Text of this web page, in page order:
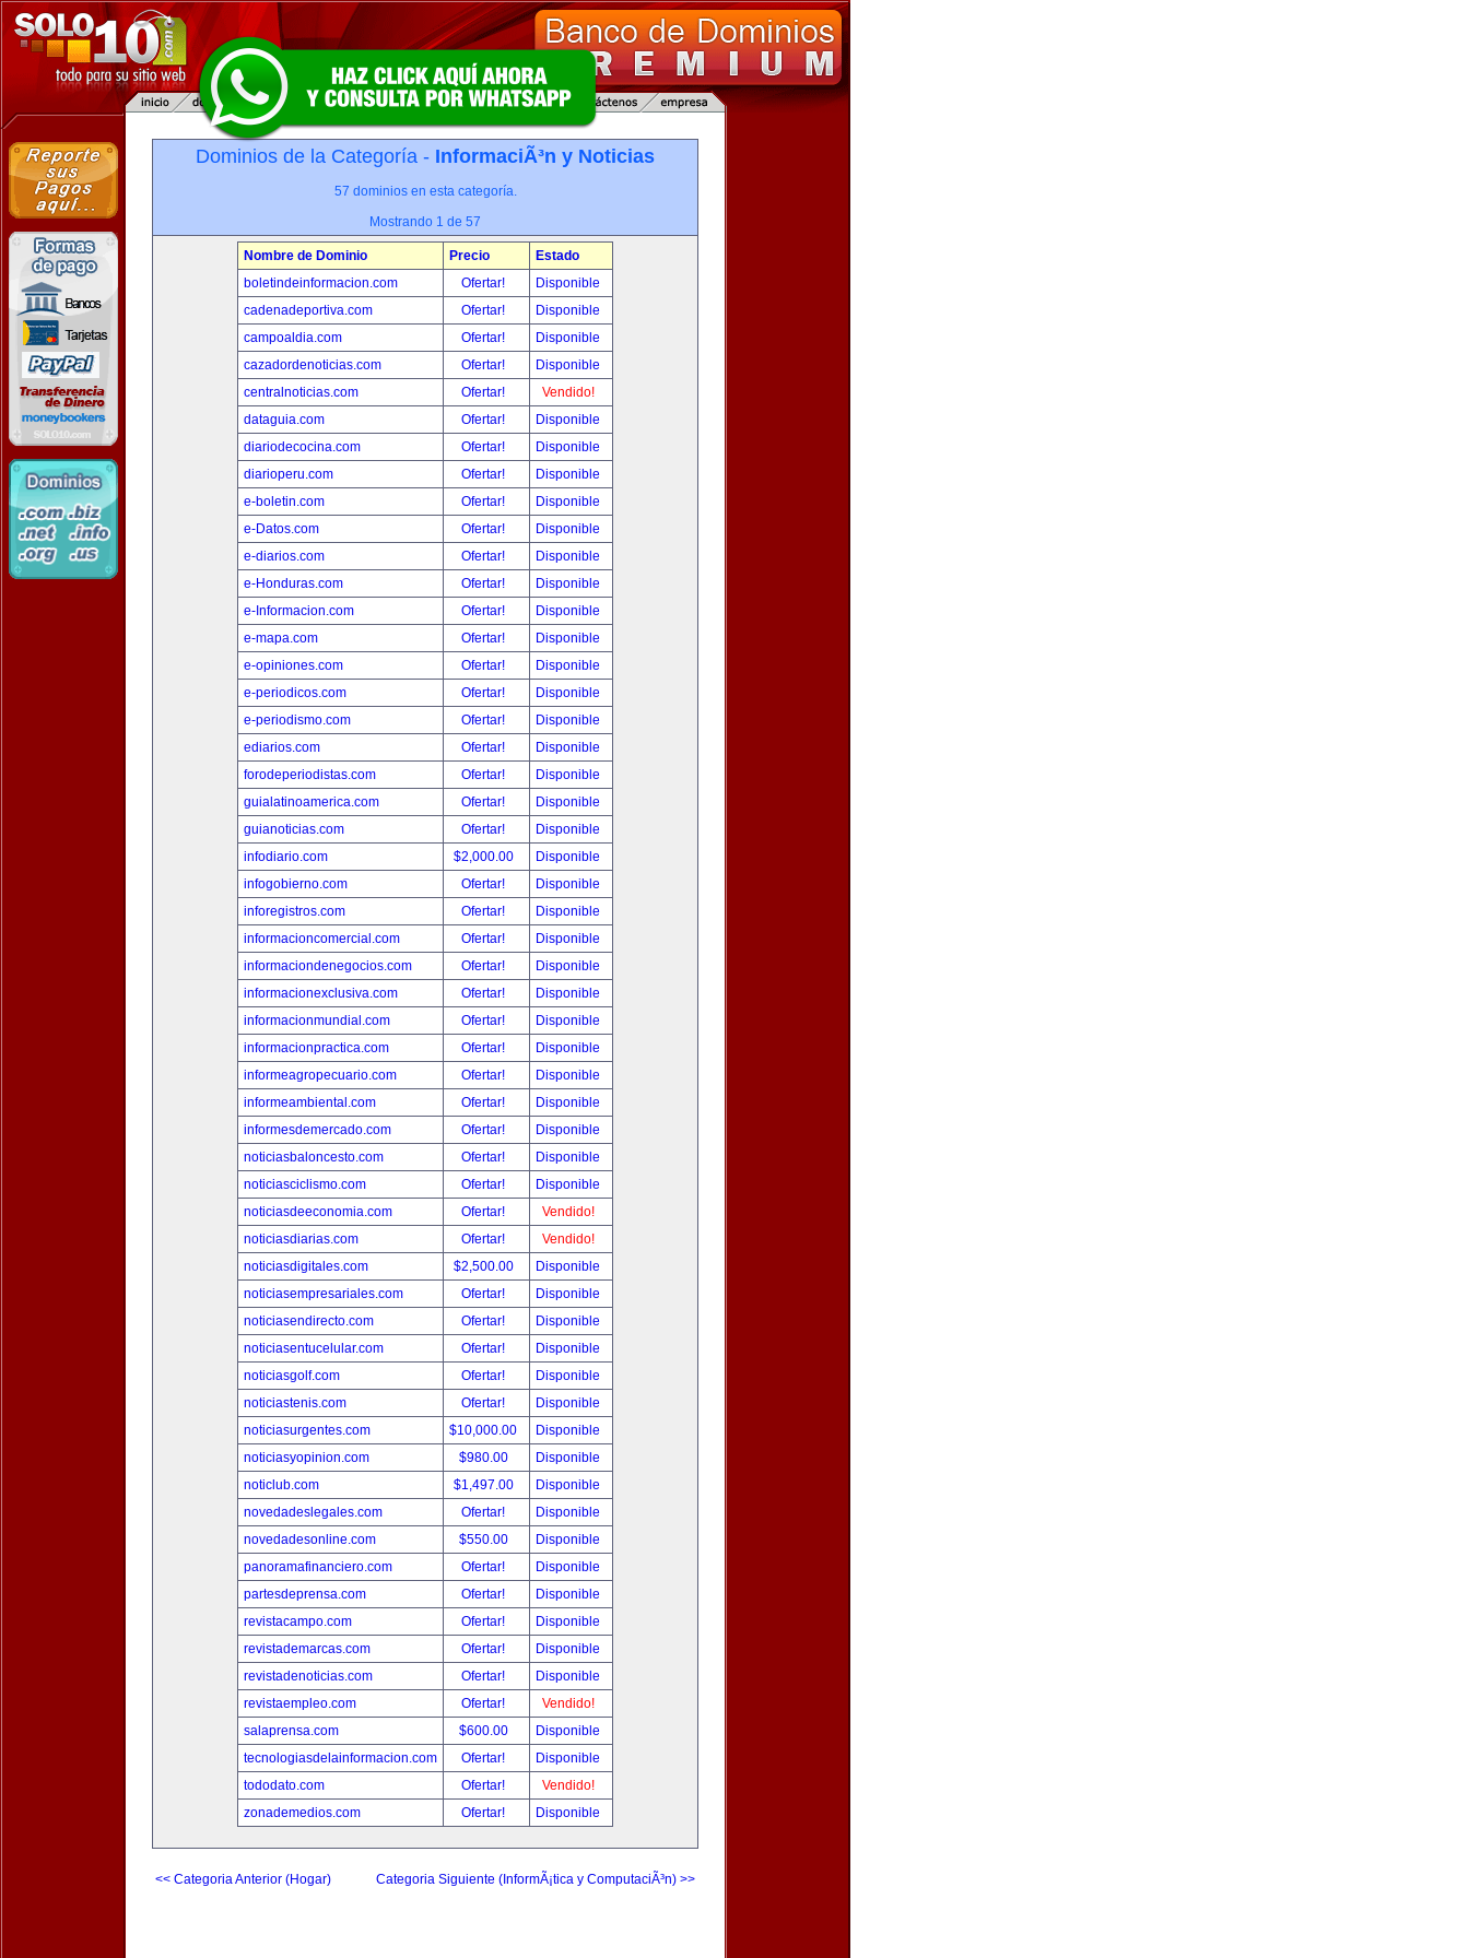
Dominios de la Categoría - InformaciÃ³n y Noticias
57 dominios en esta categoría.
Mostrando 1 de 57
Nombre de Dominio Precio
Estado
boletindeinformacion.com
Ofertar!
Disponible
cadenadeportiva.com
Ofertar!
Disponible
campoaldia.com
Ofertar!
Disponible
cazadordenoticias.com
Ofertar!
Disponible
centralnoticias.com
Ofertar!
Vendido!
dataguia.com
Ofertar!
Disponible
diariodecocina.com
Ofertar!
Disponible
diarioperu.com
Ofertar!
Disponible
e-boletin.com
Ofertar!
Disponible
e-Datos.com
Ofertar!
Disponible
e-diarios.com
Ofertar!
Disponible
e-Honduras.com
Ofertar!
Disponible
e-Informacion.com
Ofertar!
Disponible
e-mapa.com
Ofertar!
Disponible
e-opiniones.com
Ofertar!
Disponible
e-periodicos.com
Ofertar!
Disponible
e-periodismo.com
Ofertar!
Disponible
ediarios.com
Ofertar!
Disponible
forodeperiodistas.com
Ofertar!
Disponible
guialatinoamerica.com
Ofertar!
Disponible
guianoticias.com
Ofertar!
Disponible
infodiario.com
$2,000.00
Disponible
infogobierno.com
Ofertar!
Disponible
inforegistros.com
Ofertar!
Disponible
informacioncomercial.com
Ofertar!
Disponible
informaciondenegocios.com
Ofertar!
Disponible
informacionexclusiva.com
Ofertar!
Disponible
informacionmundial.com
Ofertar!
Disponible
informacionpractica.com
Ofertar!
Disponible
informeagropecuario.com
Ofertar!
Disponible
informeambiental.com
Ofertar!
Disponible
informesdemercado.com
Ofertar!
Disponible
noticiasbaloncesto.com
Ofertar!
Disponible
noticiasciclismo.com
Ofertar!
Disponible
noticiasdeeconomia.com
Ofertar!
Vendido!
noticiasdiarias.com
Ofertar!
Vendido!
noticiasdigitales.com
$2,500.00
Disponible
noticiasempresariales.com
Ofertar!
Disponible
noticiasendirecto.com
Ofertar!
Disponible
noticiasentucelular.com
Ofertar!
Disponible
noticiasgolf.com
Ofertar!
Disponible
noticiastenis.com
Ofertar!
Disponible
noticiasurgentes.com
$10,000.00
Disponible
noticiasyopinion.com
$980.00
Disponible
noticlub.com
$1,497.00
Disponible
novedadeslegales.com
Ofertar!
Disponible
novedadesonline.com
$550.00
Disponible
panoramafinanciero.com
Ofertar!
Disponible
partesdeprensa.com
Ofertar!
Disponible
revistacampo.com
Ofertar!
Disponible
revistademarcas.com
Ofertar!
Disponible
revistadenoticias.com
Ofertar!
Disponible
revistaempleo.com
Ofertar!
Vendido!
salaprensa.com
$600.00
Disponible
tecnologiasdelainformacion.com
Ofertar!
Disponible
tododato.com
Ofertar!
Vendido!
zonademedios.com
Ofertar! Disponible
<< Categoria Anterior (Hogar) Categoria Siguiente (InformÃ¡tica y ComputaciÃ³n) >>